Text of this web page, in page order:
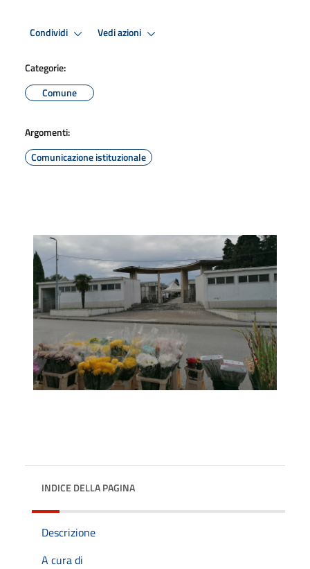
Condividi Vedi azioni
Categorie:
Comune
Argomenti:
Comunicazione istituzionale
INDICE DELLA PAGINA
Descrizione
A cura di